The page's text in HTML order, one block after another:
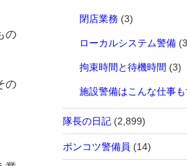
の
の
閉店業務 (3)
ローカルシステム警備
拘束時間と待機時間 (3)
施設警備はこんな仕事
隊長の日記(2,899)
ポンコツ警備員 (14)